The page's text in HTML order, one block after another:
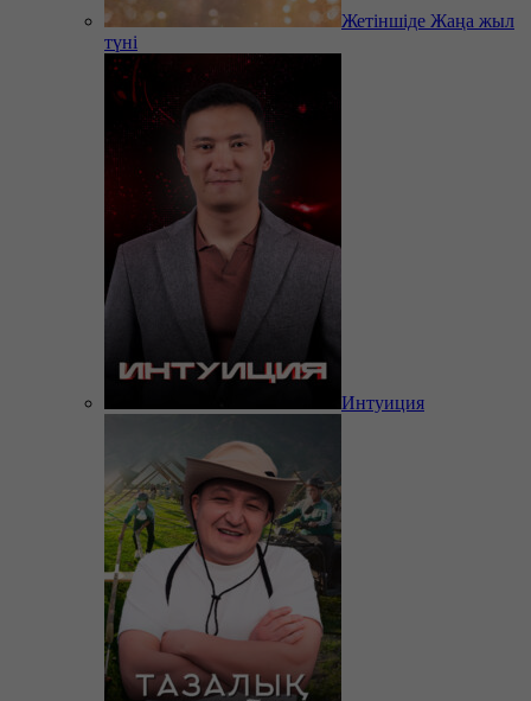
Жетіншіде Жаңа жыл
түні
Интуиция